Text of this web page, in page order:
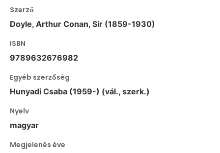
Szerző
Doyle, Arthur Conan, Sir (1859-1930)
ISBN
9789632676982
Egyéb szerzőség
Hunyadi Csaba (1959-) (vál., szerk.)
Nyelv
magyar
Megjelenés éve